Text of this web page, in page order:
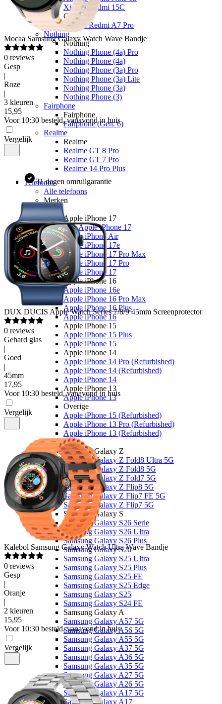
Xiaomi Redmi 15C
Overige
Xiaomi Redmi A7 Pro
Nothing
Nothing
Nothing Phone (4a) Pro
Nothing Phone (4a)
Nothing Phone (3a) Pro
Nothing Phone (3a) Lite
Nothing Phone (3a)
Nothing Phone (3)
Fairphone
Fairphone
Fairphone (Gen. 6)
Realme
Realme
Realme GT 8 Pro
Realme GT 7 Pro
Realme 14 Pro Plus
Telefoons
Alle telefoons
Merken
Apple
Apple iPhone 17
Alle Apple iPhone 17
Apple iPhone Air
Apple iPhone 17e
Apple iPhone 17 Pro Max
Apple iPhone 17 Pro
Apple iPhone 17
Apple iPhone 16
Apple iPhone 16e
Apple iPhone 16 Pro Max
Apple iPhone 16 Plus
Apple iPhone 16
Apple iPhone 15
Apple iPhone 15 Plus
Apple iPhone 15
Apple iPhone 14
Apple iPhone 14 Pro (Refurbished)
Apple iPhone 14 (Refurbished)
Apple iPhone 14
Apple iPhone 13
Apple iPhone 13
Overige
Apple iPhone 15 (Refurbished)
Apple iPhone 13 Pro (Refurbished)
Apple iPhone 13 (Refurbished)
Samsung
Samsung Galaxy Z
Samsung Galaxy Z Fold8 Ultra 5G
Samsung Galaxy Z Fold8 5G
Samsung Galaxy Z Fold7 5G
Samsung Galaxy Z Flip8 5G
Samsung Galaxy Z Flip7 FE 5G
Samsung Galaxy Z Flip7 5G
Samsung Galaxy S
Samsung Galaxy S26 Serie
Samsung Galaxy S26 Ultra
Samsung Galaxy S26 Plus
Samsung Galaxy S26
Samsung Galaxy S25 Ultra
Samsung Galaxy S25 Plus
Samsung Galaxy S25 FE
Samsung Galaxy S25 Edge
Samsung Galaxy S25
Samsung Galaxy S24 FE
Samsung Galaxy A
Samsung Galaxy A57 5G
Samsung Galaxy A56 5G
Samsung Galaxy A55 5G
Samsung Galaxy A37 5G
Samsung Galaxy A36 5G
Samsung Galaxy A35 5G
Samsung Galaxy A27 5G
Samsung Galaxy A26 5G
Samsung Galaxy A17 5G
Samsung Galaxy A17
Mocaa Samsung Galaxy Watch Wave Bandje
0 reviews
Gesp
|
Roze
|
3 kleuren
15,95
Voor 10:30 besteld, vanavond in huis
Vergelijk
31 dagen omruilgarantie
DUX DUCIS Apple Watch Series 7/8/9 45mm Screenprotector
0 reviews
Gehard glas
|
Goed
|
45mm
17,95
Voor 10:30 besteld, vanavond in huis
Vergelijk
Kalebol Samsung Galaxy Watch Ultra Wave Bandje
0 reviews
Gesp
|
Oranje
|
2 kleuren
15,95
Voor 10:30 besteld, vanavond in huis
Vergelijk